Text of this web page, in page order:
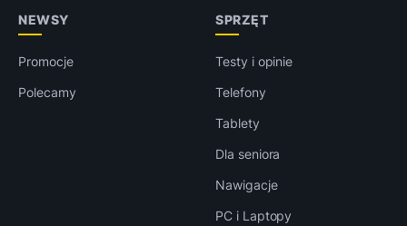
NEWSY
Promocje
Polecamy
SPRZĘT
Testy i opinie
Telefony
Tablety
Dla seniora
Nawigacje
PC i Laptopy